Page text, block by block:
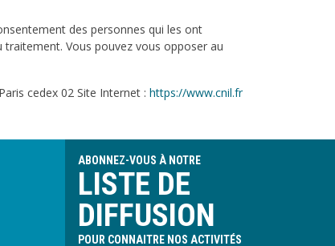
des personnes qui les ont
traitement. Vous pouvez vous opposer au
cedex 02 Site Internet : https://www.cnil.fr
ABONNEZ-VOUS À NOTRE
LISTE DE
DIFFUSION
POUR CONNAITRE NOS ACTIVITÉS